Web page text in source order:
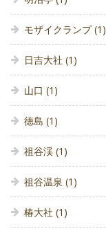
モザイクランプ(1)
日吉大社 (1)
山口 (1)
徳島 (1)
祖谷渓 (1)
祖谷温泉 (1)
椿大社 (1)